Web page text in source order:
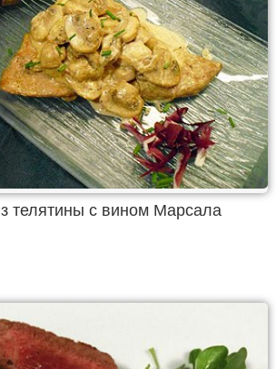
телятины с вином Марсала